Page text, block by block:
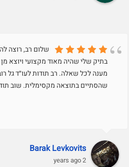
שלום רב, רוצה
בתיק שלי שהיה מאוד מקצועי ויוצא
מענה לכל שאלה. רב תודות לעו״ד גל
שהסתיים בתוצאה מקסימלית. שוב
Barak Levkovits
2 years ago